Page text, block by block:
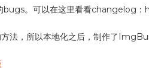
的bugs。可以在这里看看
法，所以本地化之后，制作了